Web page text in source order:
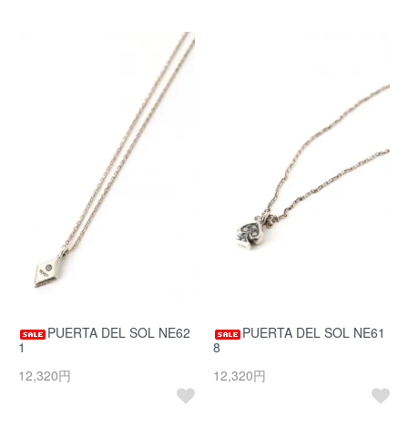
PUERTA DEL SOL NE62
1
12,320円
PUERTA DEL SOL NE61
8
12,320円